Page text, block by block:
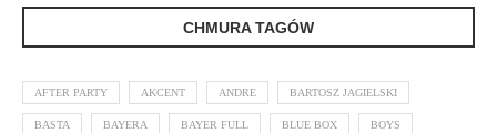
CHMURA TAGÓW
AFTER PARTY AKCENT ANDRE BARTOSZ JAGIELSKI
BASTA BAYERA BAYER FULL BLUE BOX BOYS